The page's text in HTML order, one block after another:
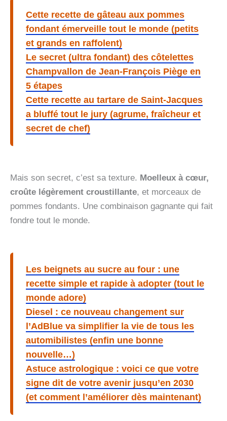
Cette recette de gâteau aux pommes
fondant émerveille tout le monde (petits
et grands en raffolent)
Le secret (ultra fondant) des côtelettes
Champvallon de Jean-François Piège en
5 étapes
Cette recette au tartare de Saint-Jacques
a bluffé tout le jury (agrume, fraîcheur et
secret de chef)
Mais son secret, c’est sa texture. Moelleux à cœur,
croûte légèrement croustillante, et morceaux de
pommes fondants. Une combinaison gagnante qui fait
fondre tout le monde.
Les beignets au sucre au four : une
recette simple et rapide à adopter (tout le
monde adore)
Diesel : ce nouveau changement sur
l’AdBlue va simplifier la vie de tous les
automibilistes (enfin une bonne
nouvelle…)
Astuce astrologique : voici ce que votre
signe dit de votre avenir jusqu’en 2030
(et comment l’améliorer dès maintenant)